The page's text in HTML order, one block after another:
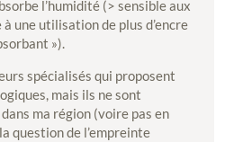
l’humidité (> sensible aux
une utilisation de plus d’encre
»).
spécialisés qui proposent
mais ils ne sont
ma région (voire pas en
question de l’empreinte